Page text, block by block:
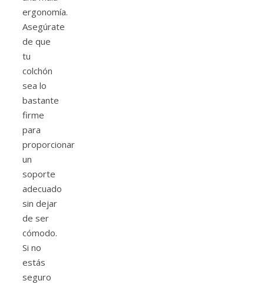
ergonomía.
Asegúrate
de que
tu
colchón
sea lo
bastante
firme
para
proporcionar
un
soporte
adecuado
sin dejar
de ser
cómodo.
Si no
estás
seguro